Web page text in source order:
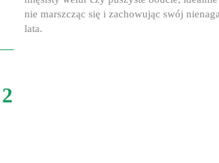
nie marszcząc się i zachowując swój
lata.
2